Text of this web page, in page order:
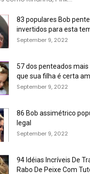
83 populares Bob
invertidos para esta
September 9, 2022
57 dos penteados mais
que sua filha é certa
September 9, 2022
86 Bob assimétrico
legal
September 9, 2022
94 Idéias Incríveis De
Rabo De Peixe Com